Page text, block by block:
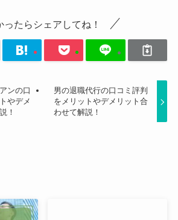
ったらシェアしてね！
ンの口
やデメ
！
男の退職代行の口コミ評判
をメリットやデメリット合
わせて解説！